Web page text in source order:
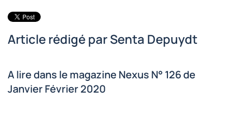
Article rédigé par Senta Depuydt
A lire dans le magazine Nexus N° 126 de
Janvier Février 2020